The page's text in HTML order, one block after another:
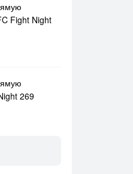
Fight Night
269